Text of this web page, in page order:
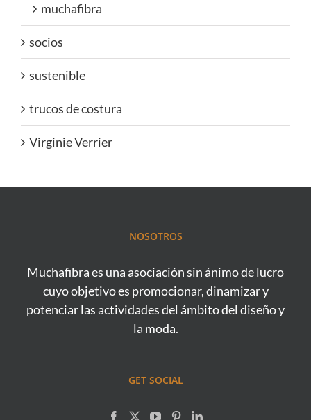
muchafibra
socios
sustenible
trucos de costura
Virginie Verrier
NOSOTROS
Muchafibra es una asociación sin ánimo de lucro
cuyo objetivo es promocionar, dinamizar y
potenciar las actividades del ámbito del diseño y
la moda.
GET SOCIAL